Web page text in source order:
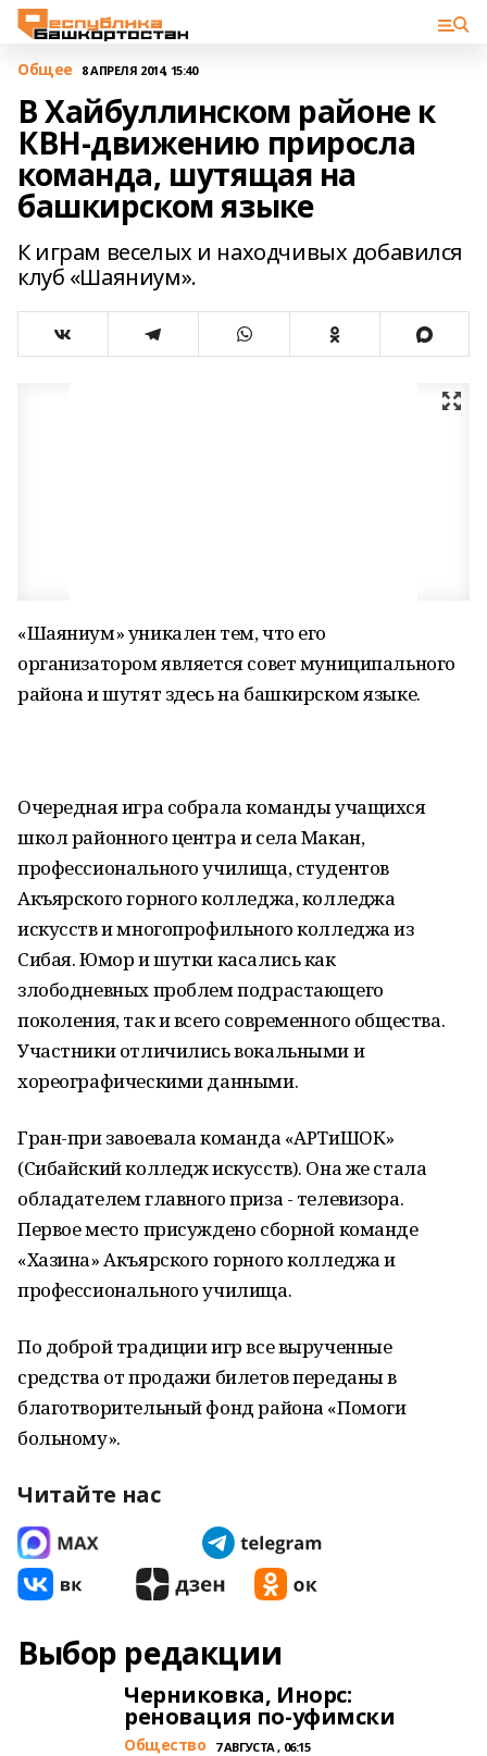
Общее 8 АПРЕЛЯ 2014, 15:40
В Хайбуллинском районе к
КВН-движению приросла
команда, шутящая на
башкирском языке
К играм веселых и находчивых добавился
клуб «Шаяниум».
«Шаяниум» уникален тем, что его
организатором является совет муниципального
района и шутят здесь на башкирском языке.
Очередная игра собрала команды учащихся
школ районного центра и села Макан,
профессионального училища, студентов
Акъярского горного колледжа, колледжа
искусств и многопрофильного колледжа из
Сибая. Юмор и шутки касались как
злободневных проблем подрастающего
поколения, так и всего современного общества.
Участники отличились вокальными и
хореографическими данными.
Гран-при завоевала команда «АРТиШОК»
(Сибайский колледж искусств). Она же стала
обладателем главного приза - телевизора.
Первое место присуждено сборной команде
«Хазина» Акъярского горного колледжа и
профессионального училища.
По доброй традиции игр все вырученные
средства от продажи билетов переданы в
благотворительный фонд района «Помоги
больному».
Читайте нас
Выбор редакции
Черниковка, Инорс:
реновация по-уфимски
Общество 7 АВГУСТА , 06:15